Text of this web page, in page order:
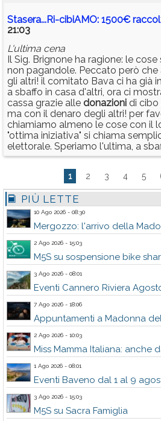
Stasera...Ri-cibiAMO: 1500€
21:03
L'ultima cena
Il Sig. Brignone ha ragione: le
non pagandole. Peccato però
gli altri! il comitato Bava ci ha già
a sbaffo in casa d'altri, ora ci
cassa grazie alle donazioni di cibo
ma con il denaro degli altri! per
chiamiamo almeno le cose con il
"ottima iniziativa" si chiama
elettorale. Speriamo l'ultima, a
1 2 3 4 5
PIÙ LETTE
10 Ago 2026 - 08:30
Mergozzo: l'arrivo della
2 Ago 2026 - 15:03
M5S su sospensione bike
3 Ago 2026 - 08:01
Eventi Cannero Riviera
7 Ago 2026 - 18:06
Appuntamenti a Madonna
2 Ago 2026 - 10:03
Miss Mamma Italiana: anche
1 Ago 2026 - 08:01
Eventi Baveno dal 1 al 9
3 Ago 2026 - 15:03
M5S su Sacra Famiglia